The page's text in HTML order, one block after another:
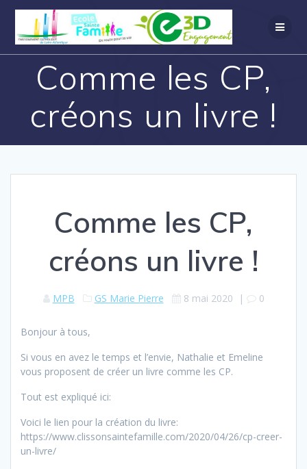
Comme les CP,
créons un livre !
Comme les CP,
créons un livre !
MPB GS Marie Pierre 8 mai 2020 | 0
Bonjour à tous,
Si vous en avez le temps et l’envie, Nathalie et Emeline
vous proposent de créer un livre comme les CP.
Tout est expliqué ici:
Voici le lien pour la création du livre:
https://www.clissonsaintefamille.com/2020/04/26/cp-creer-
un-livre/